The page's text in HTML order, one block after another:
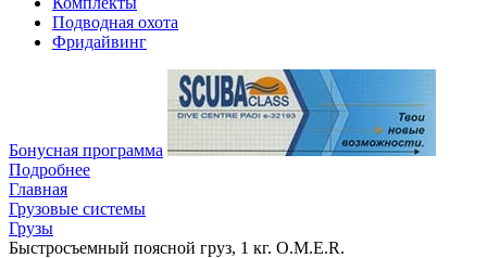
Подводная охота
Фридайвинг
Бонусная программа
Подробнее
Главная
Грузовые системы
Грузы
Быстросъемный поясной груз, 1 кг. O.M.E.R.